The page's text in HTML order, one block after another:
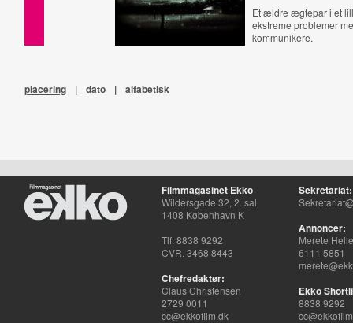
Et ældre ægtepar i et
ekstreme problemer
kommunikere.
placering | dato | alfabetisk
Filmmagasinet Ekko
Wildersgade 32, 2. sal
1408 København K
Tlf. 8838 9292
CVR. 3468 8443
Chefredaktør:
Claus Christensen
2729 0011
cc@ekkofilm.dk
Sekretariat:
Annoncer:
Merete
6111 5851
Ekko
8838 9292